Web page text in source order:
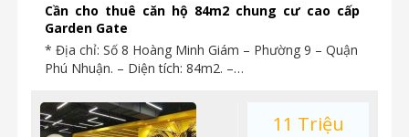
Cần cho thuê căn hộ 84m2 chung cư cao cấp
Garden Gate
* Địa chỉ: Số 8 Hoàng Minh Giám – Phường 9 – Quận
Phú Nhuận. – Diện tích: 84m2. –…
11 Triệu